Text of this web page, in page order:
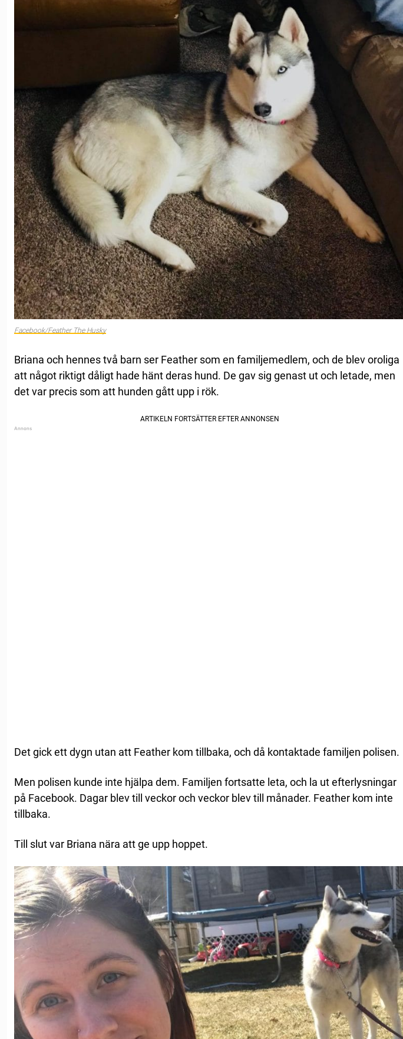
Facebook/Feather The Husky
Briana och hennes två barn ser Feather som en familjemedlem, och de blev oroliga
att något riktigt dåligt hade hänt deras hund. De gav sig genast ut och letade, men
det var precis som att hunden gått upp i rök.
Det gick ett dygn utan att Feather kom tillbaka, och då kontaktade familjen polisen.
Men polisen kunde inte hjälpa dem. Familjen fortsatte leta, och la ut efterlysningar
på Facebook. Dagar blev till veckor och veckor blev till månader. Feather kom inte
tillbaka.
Till slut var Briana nära att ge upp hoppet.